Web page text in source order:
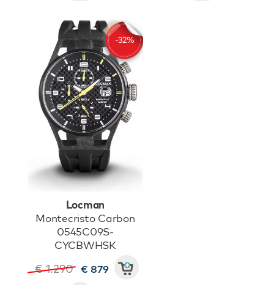
Locman
Montecristo Carbon
0545C09S-
CYCBWHSK
€ 1.290 € 879